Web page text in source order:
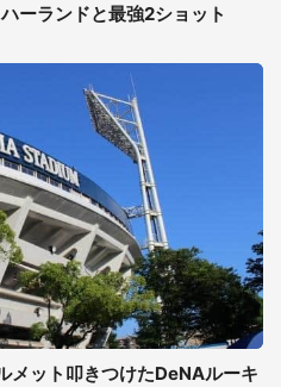
ーランドと最強2ショット
メット叩きつけたDeNAルーキ